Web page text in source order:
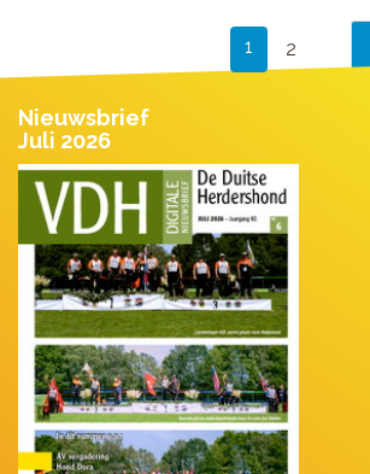
1 2
Nieuwsbrief
Juli 2026